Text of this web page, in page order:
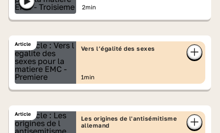
2min
Article
Vers l’égalité des sexes
1min
Article
Les origines de l'antisémitisme
allemand